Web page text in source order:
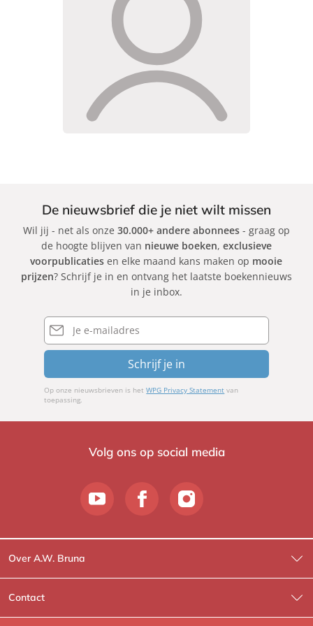
De nieuwsbrief die je niet wilt missen
Wil jij - net als onze 30.000+ andere abonnees- graag op
de hoogte blijven van nieuwe boeken, exclusieve
voorpublicaties en elke maand kans maken op mooie
prijzen? Schrijf je in en ontvang het laatste boekennieuws
in je inbox.
E-
mailadres
Schrijf je in
Op onze nieuwsbrieven is hetWPG Privacy Statement van
toepassing.
Volg ons op social media
Over A.W. Bruna
Wat wij doen
Wie is Wie?
Contact
Contactinformatie